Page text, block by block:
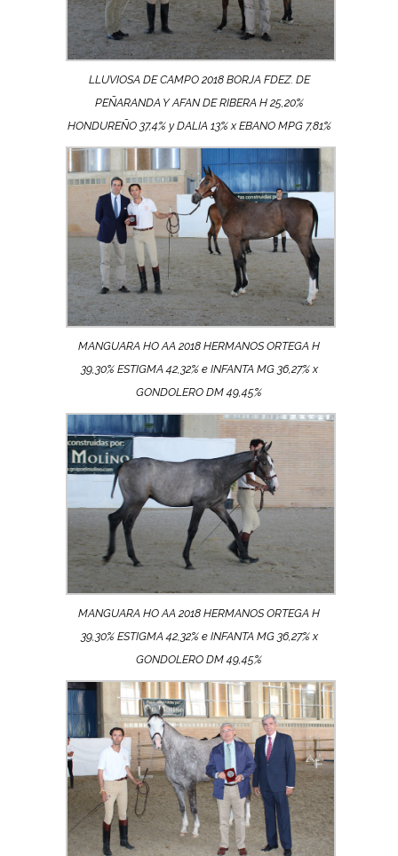
LLUVIOSA DE CAMPO 2018 BORJA FDEZ. DE
PEÑARANDA Y AFAN DE RIBERA H 25,20%
HONDUREÑO 37,4% y DALIA 13% x EBANO MPG 7,81%
MANGUARA HO AA 2018 HERMANOS ORTEGA H
39,30% ESTIGMA 42,32% e INFANTA MG 36,27% x
GONDOLERO DM 49,45%
MANGUARA HO AA 2018 HERMANOS ORTEGA H
39,30% ESTIGMA 42,32% e INFANTA MG 36,27% x
GONDOLERO DM 49,45%